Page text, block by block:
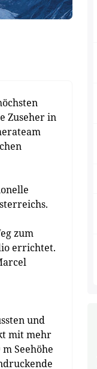
Zuseher in
zum
errichtet.
und
mit mehr
Seehöhe